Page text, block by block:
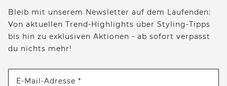
Bleib mit unserem Newsletter auf dem Laufenden:
Von aktuellen Trend-Highlights über Styling-Tipps
bis hin zu exklusiven Aktionen - ab sofort verpasst
du nichts mehr!
E-Mail-Adresse *